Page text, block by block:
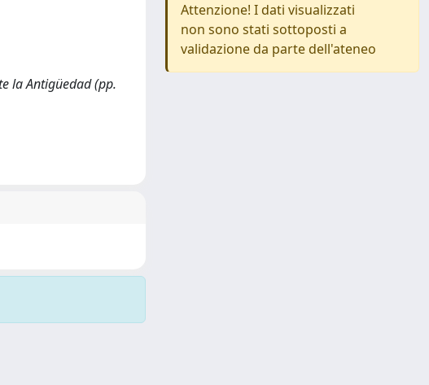
la Antigüedad (pp.
Attenzione! I dati visualizzati
non sono stati sottoposti a
validazione da parte dell'ateneo